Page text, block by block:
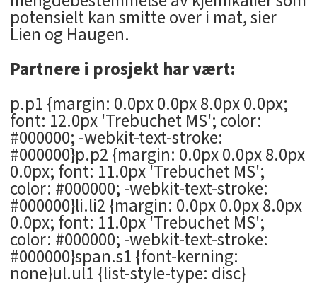
potensielt kan smitte over i mat, sier
Lien og Haugen.
Partnere i prosjekt har vært:
p.p1 {margin: 0.0px 0.0px 8.0px 0.0px;
font: 12.0px 'Trebuchet MS'; color:
#000000; -webkit-text-stroke:
#000000}p.p2 {margin: 0.0px 0.0px 8.0px
0.0px; font: 11.0px 'Trebuchet MS';
color: #000000; -webkit-text-stroke:
#000000}li.li2 {margin: 0.0px 0.0px 8.0px
0.0px; font: 11.0px 'Trebuchet MS';
color: #000000; -webkit-text-stroke:
#000000}span.s1 {font-kerning:
none}ul.ul1 {list-style-type: disc}